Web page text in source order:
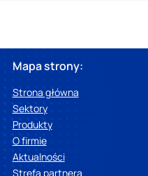
Mapa strony:
Strona główna
Sektory
Produkty
O firmie
Aktualności
Strefa partnera